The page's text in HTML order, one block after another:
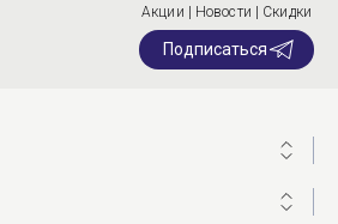
Акции | Новости | Скидки
Подписаться